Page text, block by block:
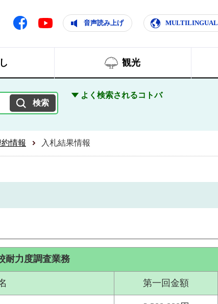
ともに輝く住みよいまち
Facebook Youtube 音声読み上げ MULTILINGUAL
観光
よく検索されるコトバ
情報 入札結果情報
耐力度調査業務
第一回金額